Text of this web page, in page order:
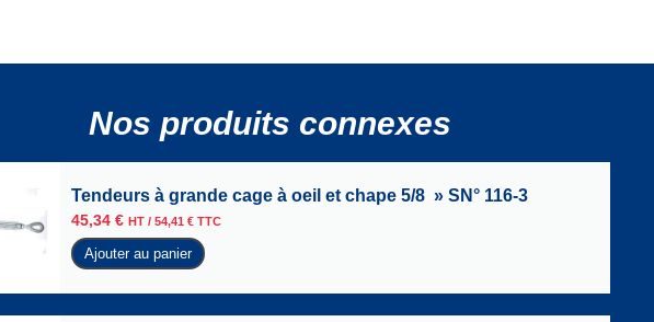
Nos produits connexes
Tendeurs à grande cage à oeil et chape 5/8 » SN° 116-3
45,34 € HT / 54,41 € TTC
Ajouter au panier